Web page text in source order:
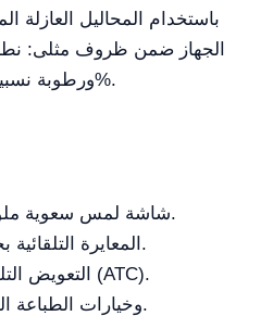
باستخدام المحاليل العازلة
إلى 30 °C ورطوبة نسبية أقل من <85%.
شاشة لمس سعوية ملونة مقاس 7 بوصات.
المعايرة التلقائية بخيارات 1، 2، 3 نقاط.
التعويض التلقائي لدرجة الحرارة (ATC).
مخرج USB وخيارات الطباعة اللاسلكية.